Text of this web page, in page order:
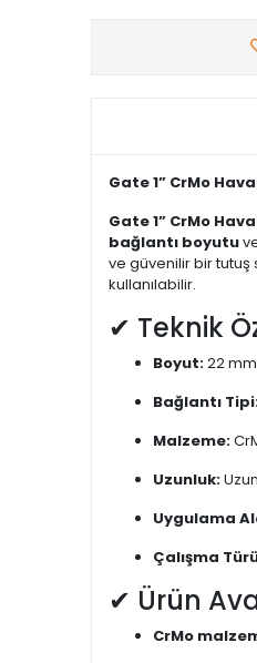
Gate 1” CrMo
Gate 1” CrMo
bağlantı boyutu
ve güvenilir bir tutuş
kullanılabilir.
✔ Teknik
Boyut:22 mm
Bağlantı
Malzeme:
Uzunluk:
Uygulama
Çalışma
✔ Ürün
CrMo